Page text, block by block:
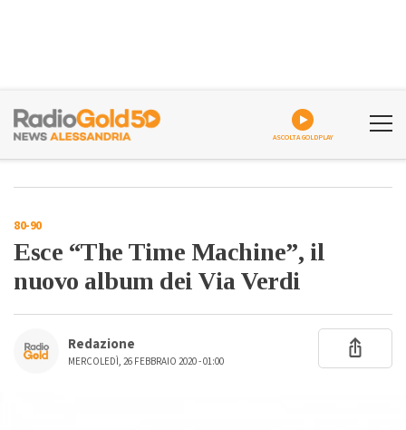
ASCOLTA GOLDPLAY
80-90
Esce “The Time Machine”, il
nuovo album dei Via Verdi
Redazione
MERCOLEDÌ, 26 FEBBRAIO 2020 - 01:00